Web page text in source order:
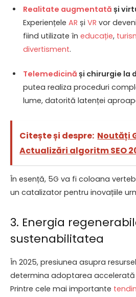
Realitate augmentată și
Experiențele AR și VR vor
fiind utilizate în educație,
divertisment.
Telemedicină și chirurgie la
putea realiza proceduri
lume, datorită latenței
Citește și despre: Noutăți
Actualizări algoritm SEO
În esență, 5G va fi coloana
un catalizator pentru inovațiile
3. Energia
sustenabilitatea
În 2025, presiunea asupra
determina adoptarea accelerată
Printre cele mai importante